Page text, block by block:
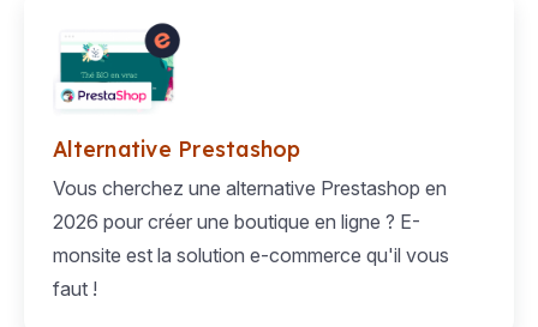
Alternative Prestashop
Vous cherchez une alternative Prestashop en
2026 pour créer une boutique en ligne ? E-
monsite est la solution e-commerce qu'il vous
faut !